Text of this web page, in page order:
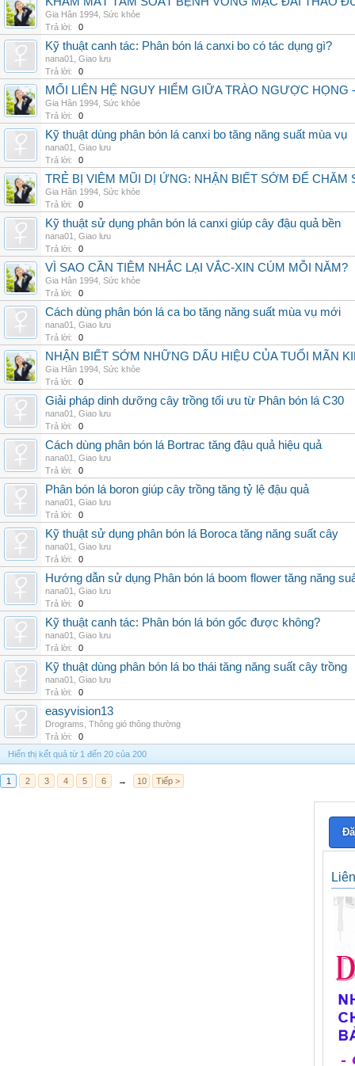
Gia Hân 1994 Sức khỏe
Trả lời:
0
Kỹ thuật canh tác: Phân bón lá canxi bo có tác dụng gì?
nana01
Giao lưu
Trả lời:
0
MỐI LIÊN HỆ NGUY HIỂM GIỮA TRÀO NGƯỢC
Gia Hân 1994 Sức khỏe
Trả lời:
0
Kỹ thuật dùng phân bón lá canxi bo tăng năng suất mùa vụ
nana01
Giao lưu
Trả lời:
0
TRẺ BỊ VIÊM MŨI DỊ ỨNG: NHẬN BIẾT SỚM ĐỂ CHĂM
Gia Hân 1994 Sức khỏe
Trả lời:
0
Kỹ thuật sử dụng phân bón lá canxi giúp cây đậu quả bền
nana01
Giao lưu
Trả lời:
0
VÌ SAO CẦN TIÊM NHẮC LẠI VẮC-XIN CÚM MỖI NĂM?
Gia Hân 1994 Sức khỏe
Trả lời:
0
Cách dùng phân bón lá ca bo tăng năng suất mùa vụ mới
nana01
Giao lưu
Trả lời:
0
NHẬN BIẾT SỚM NHỮNG DẤU HIỆU CỦA TUỔI MÃN
Gia Hân 1994 Sức khỏe
Trả lời:
0
Giải pháp dinh dưỡng cây trồng tối ưu từ Phân bón lá C30
nana01
Giao lưu
Trả lời:
0
Cách dùng phân bón lá Bortrac tăng đậu quả hiệu quả
nana01
Giao lưu
Trả lời:
0
Phân bón lá boron giúp cây trồng tăng tỷ lệ đậu quả
nana01
Giao lưu
Trả lời:
0
Kỹ thuật sử dụng phân bón lá Boroca tăng năng suất cây
nana01
Giao lưu
Trả lời:
0
Hướng dẫn sử dụng Phân bón lá boom flower tăng năng
nana01
Giao lưu
Trả lời:
0
Kỹ thuật canh tác: Phân bón lá bón gốc được không?
nana01
Giao lưu
Trả lời:
0
Kỹ thuật dùng phân bón lá bo thái tăng năng suất cây trồng
nana01
Giao lưu
Trả lời:
0
easyvision13
Drograms Thông gió thông thường
Trả lời:
0
Hiển thị kết quả từ 1 đến 20 của 200
1 2 3 4 5 6 → 10 Tiếp >